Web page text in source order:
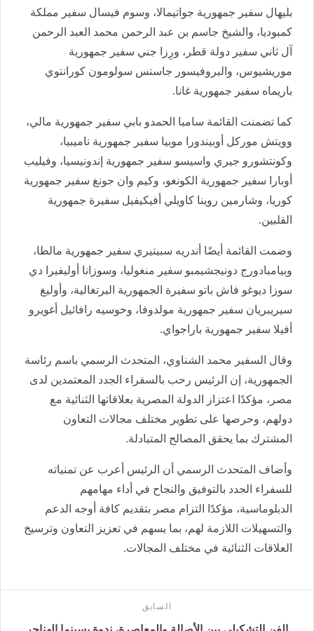
بليهال سفير جمهورية جواتيمالا، وسوم فيسال سفير مملكة
كمبوديا، والشيخ جاسم بن عبد الرحمن محمد العبد الرحمن
آل ثاني سفير دولة قطر، ورِزا جني سفير جمهورية
موريشيوس، والبروفيسور جاستس سولومون كورانتوي
باريماه سفير جمهورية غانا.
كما تضمنت القائمة سامبا الحمدو بابي سفير جمهورية مالي،
وويتش موركل أوبيندورا موبيا سفير جمهورية ناميبيا،
وكونتشورو جيري واسيسو سفير جمهورية إندونيسيا، وفيليب
أوبارا سفير جمهورية الكونغو، وكيم وان جونغ سفير جمهورية
كوريا، وشارمين روينا كاويلي أفيكيفيل سفيرة جمهورية
الفلبين.
وضمت القائمة أيضًا أندريه سبيتيري سفير جمهورية مالطا،
وبيامبادورج دونيجشيمبو سفير منغوليا، وسوزانا أوليفيرا دي
سوزا ديوغو فاش باتو سفيرة الجمهورية البرتغالية، وأوليغ
سيريبريان سفير جمهورية مولدوفا، وخوسيه رافائيل أغويرو
أفيلا سفير جمهورية باراجواي.
وقال السفير محمد الشناوي، المتحدث الرسمي باسم رئاسة
الجمهورية، إن الرئيس رحب بالسفراء الجدد المعتمدين لدى
مصر، مؤكدًا اعتزاز الدولة المصرية بعلاقاتها الثنائية مع
دولهم، وحرصها على تطوير مختلف مجالات التعاون
المشترك بما يحقق المصالح المتبادلة.
وأضاف المتحدث الرسمي أن الرئيس أعرب عن تمنياته
للسفراء الجدد بالتوفيق والنجاح في أداء مهامهم
الدبلوماسية، مؤكدًا التزام مصر بتقديم كافة أوجه الدعم
والتسهيلات اللازمة لهم، بما يسهم في تعزيز التعاون وترسيخ
العلاقات الثنائية في مختلف المجالات.
السابق